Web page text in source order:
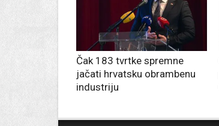
Čak 183 tvrtke spremne
jačati hrvatsku obrambenu
industriju